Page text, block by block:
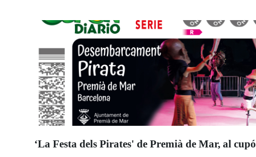
‘La Festa dels Pirates' de Premià de Mar, al cupó